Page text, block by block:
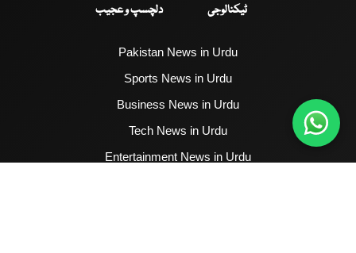
ٹیکنالوجی
دلچسپ و عجیب
Pakistan News in Urdu
Sports News in Urdu
Business News in Urdu
Tech News in Urdu
Entertainment News in Urdu